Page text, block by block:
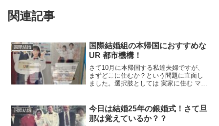
関連記事
国際結婚
国際結婚組の本帰国におすすめな
UR 都市機構！
さて10月に本帰国する私達夫婦ですが、
まずどこに住むか？という問題に直面し
ました。選択肢としては 実家に住む マン
でマンションを買うという決心はつか
ず、どこか良さげな...
国際結婚
今日は結婚25年の銀婚式！さて旦
那は覚えているか？？